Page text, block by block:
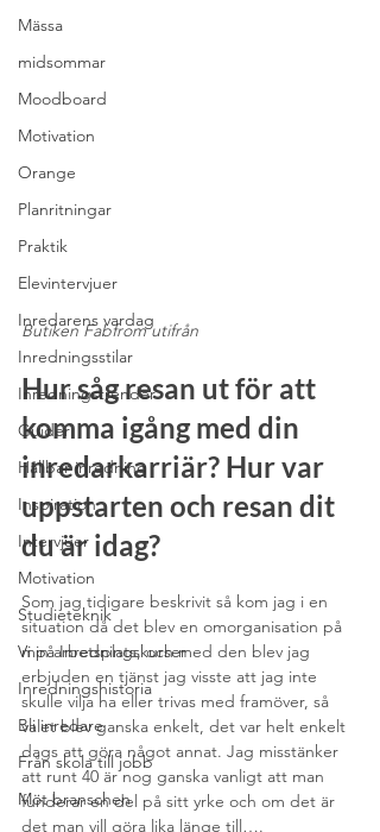
Mässa
midsommar
Moodboard
Motivation
Orange
Planritningar
Praktik
Elevintervjuer
Inredarens vardag
Inredningsstilar
Inredningstrender
Guider
Hållbar inredning
Inspiration
Intervjuer
Motivation
Studieteknik
Vi på Inredningskurser
Inredningshistoria
Bli inredare
Från skola till jobb
Möt branschen
Butiken Fabfrom utifrån
Hur såg resan ut för att
komma igång med din
inredarkarriär? Hur var
uppstarten och resan dit
du är idag?
Som jag tidigare beskrivit så kom jag i en
situation då det blev en omorganisation på
min arbetsplats, och med den blev jag
erbjuden en tjänst jag visste att jag inte
skulle vilja ha eller trivas med framöver, så
valet blev ganska enkelt, det var helt enkelt
dags att göra något annat. Jag misstänker
att runt 40 är nog ganska vanligt att man
funderar en del på sitt yrke och om det är
det man vill göra lika länge till….